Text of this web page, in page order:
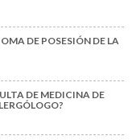
DE POSESIÓN DE LA
DE MEDICINA DE